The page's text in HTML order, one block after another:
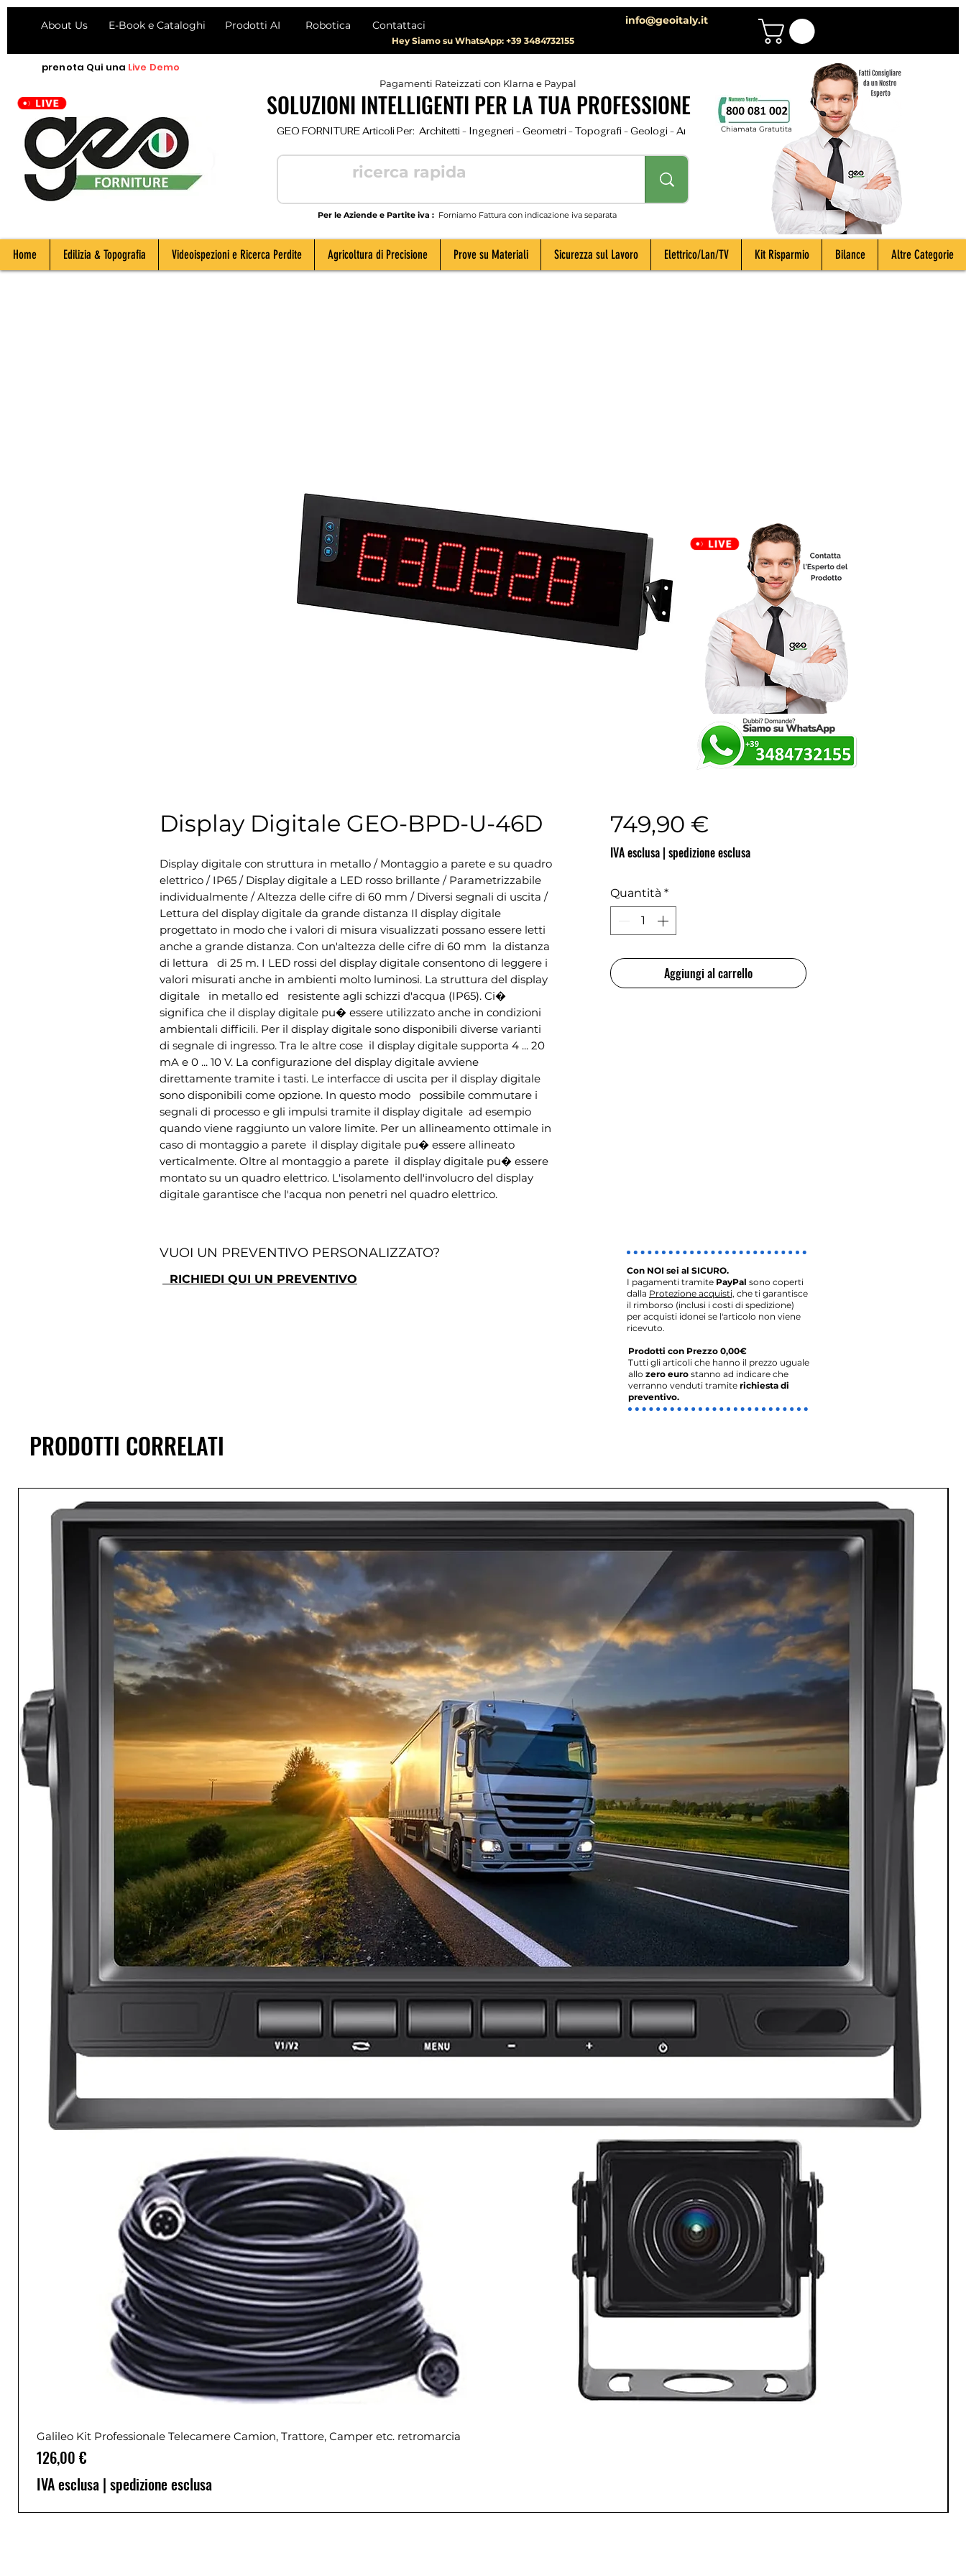
About Us E-Book e Cataloghi Prodotti AI Robotica Contattaci info@geoitaly.it
Hey Siamo su WhatsApp: +39 3484732155
prenota Qui una Live Demo
Pagamenti Rateizzati con Klarna e Paypal
SOLUZIONI INTELLIGENTI PER LA TUA PROFESSIONE
GEO FORNITURE Articoli Per:  Architetti - Ingegneri - Geometri - Topografi - Geologi - Archeologi - Impiantisti - Manutentori - Idraulici - Spurghisti -
Per le Aziende e Partite iva : Forniamo Fattura con indicazione iva separata
Chiamata Gratutita
Display Digitale GEO-BPD-U-46D
Display digitale con struttura in metallo / Montaggio a parete e su quadro
elettrico / IP65 / Display digitale a LED rosso brillante / Parametrizzabile
individualmente / Altezza delle cifre di 60 mm / Diversi segnali di uscita /
Lettura del display digitale da grande distanza Il display digitale
progettato in modo che i valori di misura visualizzati possano essere letti
anche a grande distanza. Con un'altezza delle cifre di 60 mm  la distanza
di lettura   di 25 m. I LED rossi del display digitale consentono di leggere i
valori misurati anche in ambienti molto luminosi. La struttura del display
digitale   in metallo ed   resistente agli schizzi d'acqua (IP65). Ci�
significa che il display digitale pu� essere utilizzato anche in condizioni
ambientali difficili. Per il display digitale sono disponibili diverse varianti
di segnale di ingresso. Tra le altre cose  il display digitale supporta 4 ... 20
mA e 0 ... 10 V. La configurazione del display digitale avviene
direttamente tramite i tasti. Le interfacce di uscita per il display digitale
sono disponibili come opzione. In questo modo   possibile commutare i
segnali di processo e gli impulsi tramite il display digitale  ad esempio
quando viene raggiunto un valore limite. Per un allineamento ottimale in
caso di montaggio a parete  il display digitale pu� essere allineato
verticalmente. Oltre al montaggio a parete  il display digitale pu� essere
montato su un quadro elettrico. L'isolamento dell'involucro del display
digitale garantisce che l'acqua non penetri nel quadro elettrico.
VUOI UN PREVENTIVO PERSONALIZZATO?
RICHIEDI QUI UN PREVENTIVO
749,90 €
IVA esclusa| spedizione esclusa
Quantità *
Aggiungi al carrello
Con NOI sei al SICURO.
I pagamenti tramite PayPal sono coperti
dalla Protezione acquisti, che ti garantisce
il rimborso (inclusi i costi di spedizione)
per acquisti idonei se l'articolo non viene
ricevuto.
Prodotti con Prezzo 0,00€
Tutti gli articoli che hanno il prezzo uguale
allo zero euro stanno ad indicare che
verranno venduti tramite richiesta di
preventivo.
PRODOTTI CORRELATI
Galileo Kit Professionale Telecamere Camion, Trattore, Camper etc. retromarcia
Prezzo
126,00 €
IVA esclusa | spedizione esclusa
Home Edilizia & Topografia Videoispezioni e Ricerca Perdite Agricoltura di Precisione Prove su Materiali Sicurezza sul Lavoro Elettrico/Lan/TV Kit Risparmio Bilance Altre Categorie